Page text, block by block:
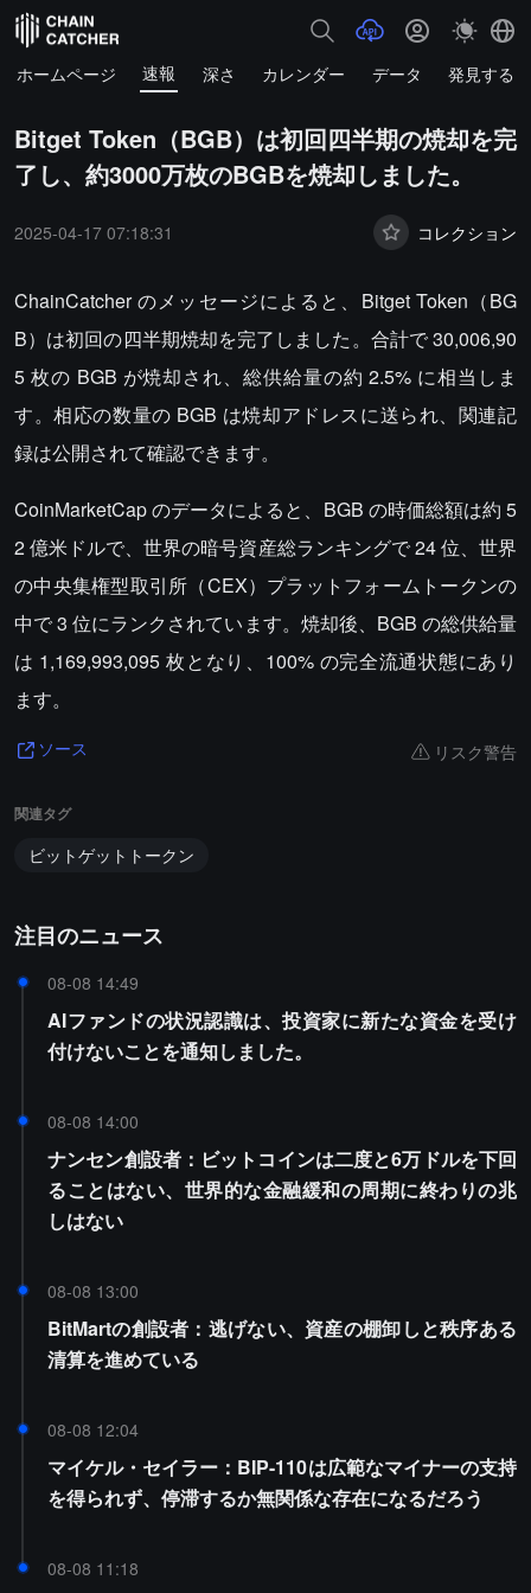
ホームページ 速報 深さ カレンダー データ 発見する
Bitget Token（BGB）は初回四半期の焼却を完
了し、約3000万枚のBGBを焼却しました。
2025-04-17 07:18:31 コレクション
ChainCatcher のメッセージによると、Bitget Token（BG
B）は初回の四半期焼却を完了しました。合計で 30,006,90
5 枚の BGB が焼却され、総供給量の約 2.5% に相当しま
す。相応の数量の BGB は焼却アドレスに送られ、関連記
録は公開されて確認できます。
CoinMarketCap のデータによると、BGB の時価総額は約 5
2 億米ドルで、世界の暗号資産総ランキングで 24 位、世界
の中央集権型取引所（CEX）プラットフォームトークンの
中で 3 位にランクされています。焼却後、BGB の総供給量
は 1,169,993,095 枚となり、100% の完全流通状態にあり
ます。
ソース リスク警告
関連タグ
ビットゲットトークン
注目のニュース
08-08 14:49
AIファンドの状況認識は、投資家に新たな資金を受け
付けないことを通知しました。
08-08 14:00
ナンセン創設者：ビットコインは二度と6万ドルを下回
ることはない、世界的な金融緩和の周期に終わりの兆
しはない
08-08 13:00
BitMartの創設者：逃げない、資産の棚卸しと秩序ある
清算を進めている
08-08 12:04
マイケル・セイラー：BIP-110は広範なマイナーの支持
を得られず、停滞するか無関係な存在になるだろう
08-08 11:18